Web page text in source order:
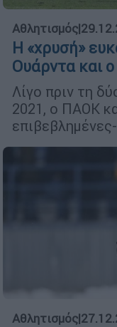
Αθλητισμός|
Η «χρυσή»
Ουάρντα και
Λίγο πριν τη
2021, o ΠΑΟΚ
Αθλητισμός|